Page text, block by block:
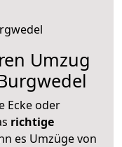
Umzug
Ecke oder
richtige
es Umzüge von